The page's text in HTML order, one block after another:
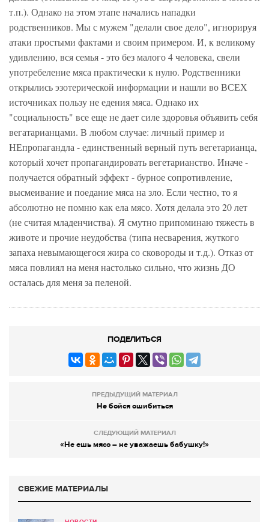
т.п.). Однако на этом этапе начались нападки
родственников. Мы с мужем "делали свое дело", игнорируя
атаки простыми фактами и своим примером. И, к великому
удивлению, вся семья - это без малого 4 человека, свели
употребеление мяса практически к нулю. Родственники
открылись эзотерической информации и нашли во ВСЕХ
источниках пользу не едения мяса. Однако их
"социальность" все еще не дает силе здоровья объявить себя
вегатарианцами. В любом случае: личный пример и
НЕпропагандла - единственный верный путь вегетарианца,
который хочет пропагандировать вегетарианство. Иначе -
получается обратный эффект - бурное сопротивление,
высмеивание и поедание мяса на зло. Если честно, то я
абсолютно не помню как ела мясо. Хотя делала это 20 лет
(не считая младенчиства). Я смутно припоминаю тяжесть в
животе и прочие неудобства (типа несварения, жуткого
запаха невымающегося жира со сковороды и т.д.). Отказ от
мяса повлиял на меня настолько сильно, что жизнь ДО
осталась для меня за пеленой.
ПОДЕЛИТЬСЯ
ПРЕДЫДУЩИЙ МАТЕРИАЛ
Не бойся ошибиться
СЛЕДУЮЩИЙ МАТЕРИАЛ
«Не ешь мясо – не уважаешь бабушку!»
СВЕЖИЕ МАТЕРИАЛЫ